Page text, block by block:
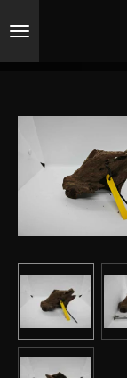
direct